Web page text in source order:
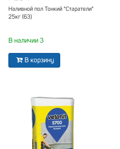
Наливной пол Тонкий "Старатели"
25кг (63)
В наличии 3
В корзину